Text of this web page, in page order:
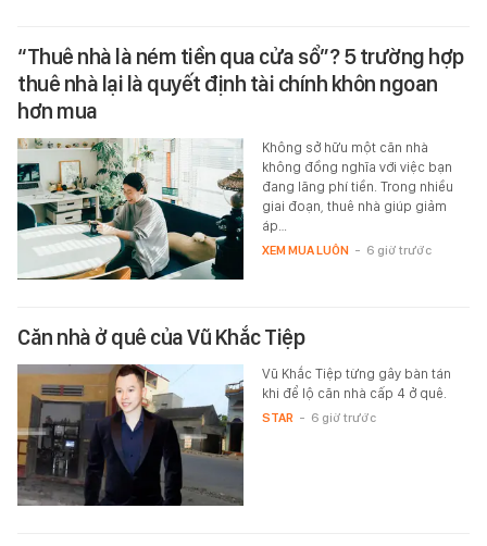
“Thuê nhà là ném tiền qua cửa sổ”? 5 trường hợp
thuê nhà lại là quyết định tài chính khôn ngoan
hơn mua
Không sở hữu một căn nhà
không đồng nghĩa với việc bạn
đang lãng phí tiền. Trong nhiều
giai đoạn, thuê nhà giúp giảm
áp…
XEM MUA LUÔN - 6 giờ trước
Căn nhà ở quê của Vũ Khắc Tiệp
Vũ Khắc Tiệp từng gây bàn tán
khi để lộ căn nhà cấp 4 ở quê.
STAR - 6 giờ trước